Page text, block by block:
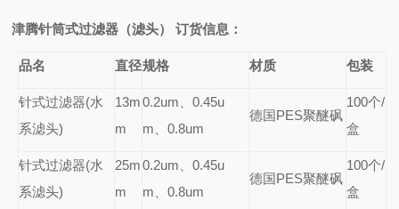
津腾针筒式过滤器（滤头） 订货信息：
品名 直径规格 材质 包装
针式过滤器(水
系滤头)
13m
m
0.2um 、0.45u
m、0.8um
德国PES聚醚砜
100个/
盒
针式过滤器(水
系滤头)
25m
m
0.2um 、0.45u
m、0.8um
德国PES聚醚砜
100个/
盒